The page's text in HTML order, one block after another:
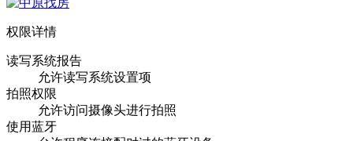
权限详情
读写系统报告
允许读写系统设置项
拍照权限
允许访问摄像头进行拍照
使用蓝牙